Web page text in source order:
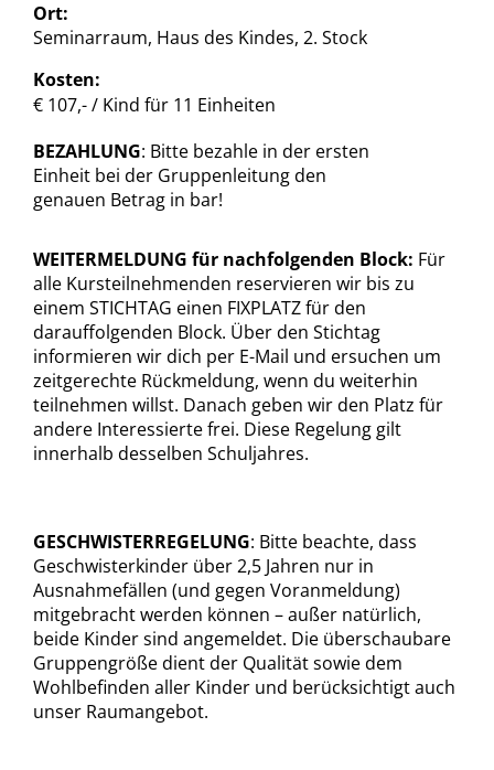
Ort:
Seminarraum, Haus des Kindes, 2. Stock
Kosten:
€ 107,- / Kind für 11 Einheiten
BEZAHLUNG: Bitte bezahle in der ersten
Einheit bei der Gruppenleitung den
genauen Betrag in bar!
WEITERMELDUNG für nachfolgenden Block: Für
alle Kursteilnehmenden reservieren wir bis zu
einem STICHTAG einen FIXPLATZ für den
darauffolgenden Block. Über den Stichtag
informieren wir dich per E-Mail und ersuchen um
zeitgerechte Rückmeldung, wenn du weiterhin
teilnehmen willst. Danach geben wir den Platz für
andere Interessierte frei. Diese Regelung gilt
innerhalb desselben Schuljahres.
GESCHWISTERREGELUNG: Bitte beachte, dass
Geschwisterkinder über 2,5 Jahren nur in
Ausnahmefällen (und gegen Voranmeldung)
mitgebracht werden können – außer natürlich,
beide Kinder sind angemeldet. Die überschaubare
Gruppengröße dient der Qualität sowie dem
Wohlbefinden aller Kinder und berücksichtigt auch
unser Raumangebot.